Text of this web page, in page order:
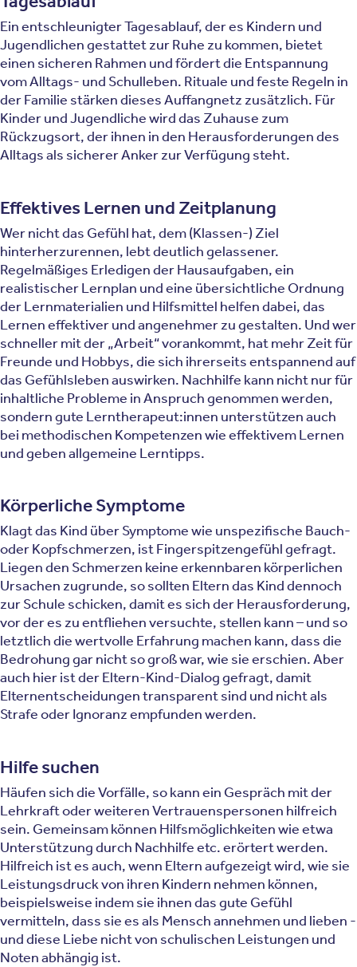
Ein entschleunigter Tagesablauf, der es Kindern und
Jugendlichen gestattet zur Ruhe zu kommen, bietet
einen sicheren Rahmen und fördert die Entspannung
vom Alltags- und Schulleben. Rituale und feste Regeln in
der Familie stärken dieses Auffangnetz zusätzlich. Für
Kinder und Jugendliche wird das Zuhause zum
Rückzugsort, der ihnen in den Herausforderungen des
Alltags als sicherer Anker zur Verfügung steht.
Effektives Lernen und Zeitplanung
Wer nicht das Gefühl hat, dem (Klassen-) Ziel
hinterherzurennen, lebt deutlich gelassener.
Regelmäßiges Erledigen der Hausaufgaben, ein
realistischer Lernplan und eine übersichtliche Ordnung
der Lernmaterialien und Hilfsmittel helfen dabei, das
Lernen effektiver und angenehmer zu gestalten. Und wer
schneller mit der „Arbeit“ vorankommt, hat mehr Zeit für
Freunde und Hobbys, die sich ihrerseits entspannend auf
das Gefühlsleben auswirken. Nachhilfe kann nicht nur für
inhaltliche Probleme in Anspruch genommen werden,
sondern gute Lerntherapeut:innen unterstützen auch
bei methodischen Kompetenzen wie effektivem Lernen
und geben allgemeine Lerntipps.
Körperliche Symptome
Klagt das Kind über Symptome wie unspezifische Bauch-
oder Kopfschmerzen, ist Fingerspitzengefühl gefragt.
Liegen den Schmerzen keine erkennbaren körperlichen
Ursachen zugrunde, so sollten Eltern das Kind dennoch
zur Schule schicken, damit es sich der Herausforderung,
vor der es zu entfliehen versuchte, stellen kann – und so
letztlich die wertvolle Erfahrung machen kann, dass die
Bedrohung gar nicht so groß war, wie sie erschien. Aber
auch hier ist der Eltern-Kind-Dialog gefragt, damit
Elternentscheidungen transparent sind und nicht als
Strafe oder Ignoranz empfunden werden.
Hilfe suchen
Häufen sich die Vorfälle, so kann ein Gespräch mit der
Lehrkraft oder weiteren Vertrauenspersonen hilfreich
sein. Gemeinsam können Hilfsmöglichkeiten wie etwa
Unterstützung durch Nachhilfe etc. erörtert werden.
Hilfreich ist es auch, wenn Eltern aufgezeigt wird, wie sie
Leistungsdruck von ihren Kindern nehmen können,
beispielsweise indem sie ihnen das gute Gefühl
vermitteln, dass sie es als Mensch annehmen und lieben -
und diese Liebe nicht von schulischen Leistungen und
Noten abhängig ist.